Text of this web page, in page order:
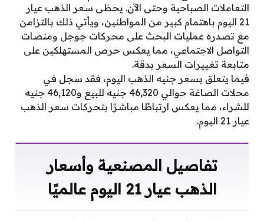
التعاملات الصباحية وحتى الآن. يحظى سعر الذهب عيار
21 اليوم باهتمام كبير من المواطنين، ويأتي ذلك بالتزامن
مع تصدره عمليات البحث على محركات جوجل ومنصات
التواصل الاجتماعي، مما يعكس حرص المستهلكين على
متابعة تغييرات السعر بدقة.
فيما يتعلق بسعر جنيه الذهب اليوم، فقد سجل في
محلات الصاغة حوالي 46,320 جنيه للبيع و46,120 جنيه
للشراء، مما يعكس ارتباطًا مباشرًا بتحركات سعر الذهب
عيار 21 اليوم.
تفاصيل المصنعية وأسعار
الذهب عيار 21 اليوم عالميًا